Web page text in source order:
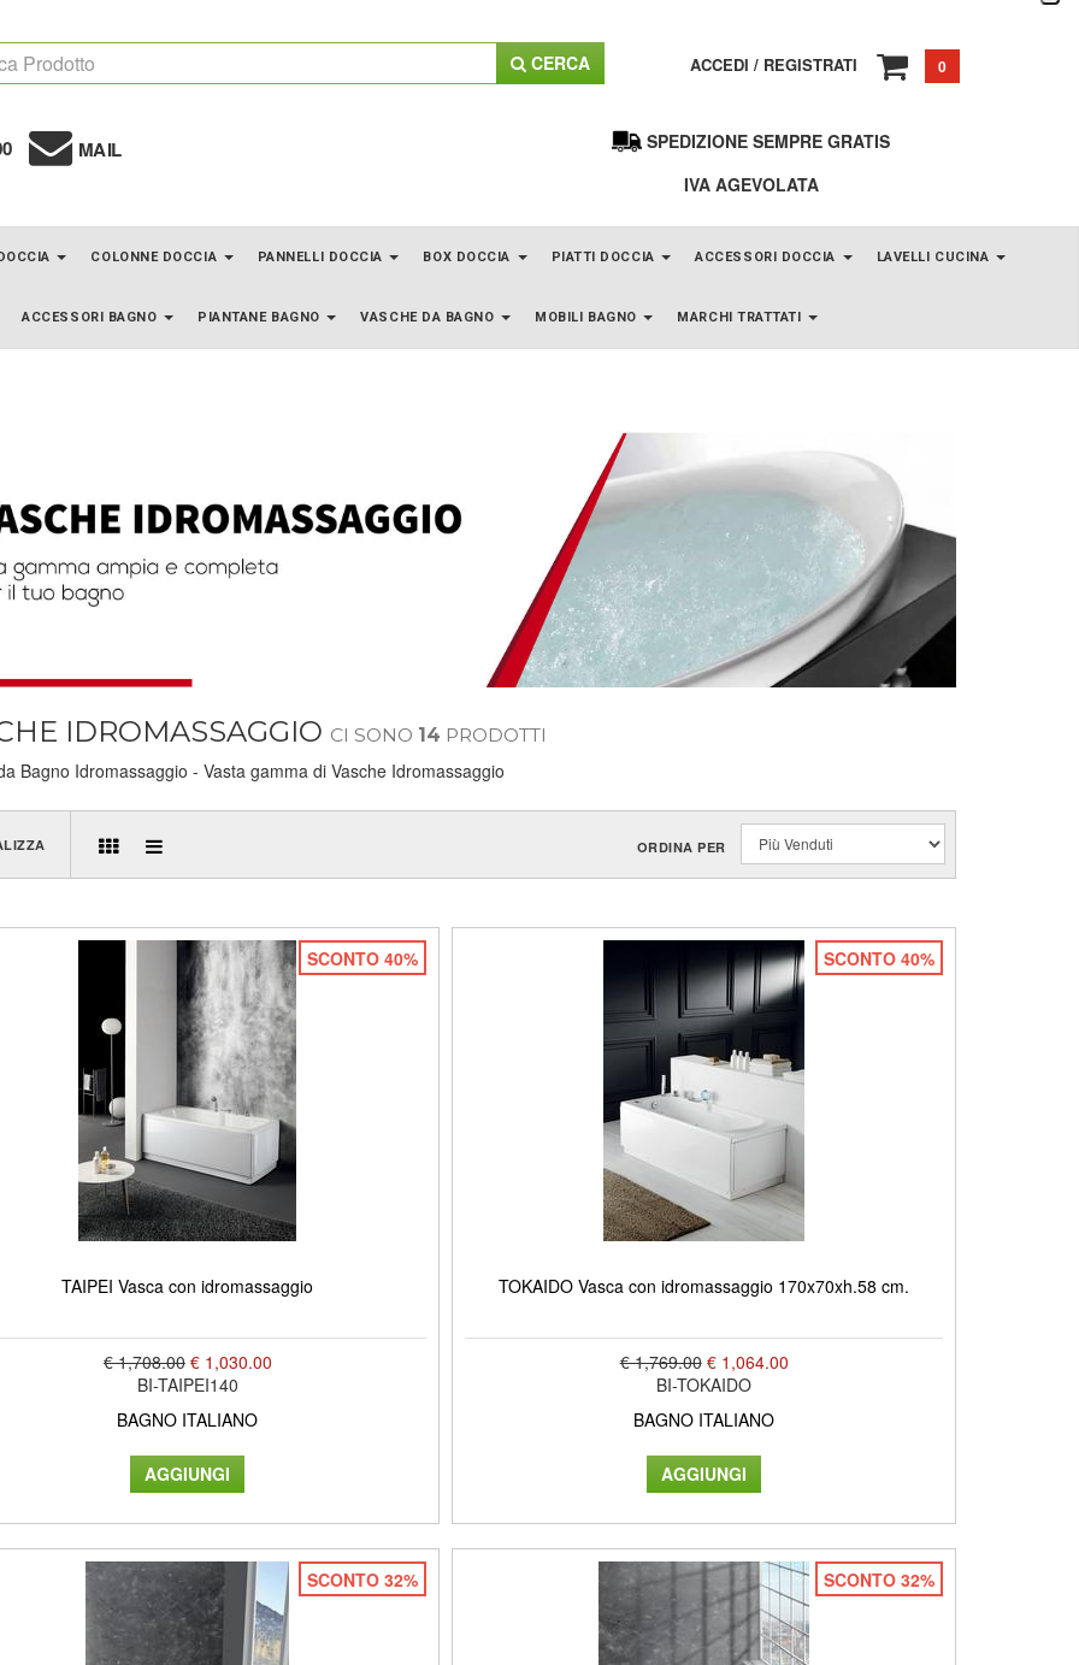
CERCA ACCEDI / REGISTRATI 0
MAIL
SPEDIZIONE SEMPRE GRATIS
IVA AGEVOLATA
COLONNE DOCCIA PANNELLI DOCCIA BOX DOCCIA PIATTI DOCCIA ACCESSORI DOCCIA LAVELLI CUCINA
ACCESSORI BAGNO PIANTANE BAGNO VASCHE DA BAGNO MOBILI BAGNO MARCHI TRATTATI
IDROMASSAGGIO CI SONO 14 PRODOTTI
Bagno Idromassaggio - Vasta gamma di Vasche Idromassaggio
ORDINA PER
SCONTO 40%
TAIPEI Vasca con idromassaggio
€ 1,708.00 € 1,030.00
BI-TAIPEI140
BAGNO ITALIANO
SCONTO 40%
TOKAIDO Vasca con idromassaggio 170x70xh.58 cm.
€ 1,769.00 € 1,064.00
BI-TOKAIDO
BAGNO ITALIANO
SCONTO 32% SCONTO 32%